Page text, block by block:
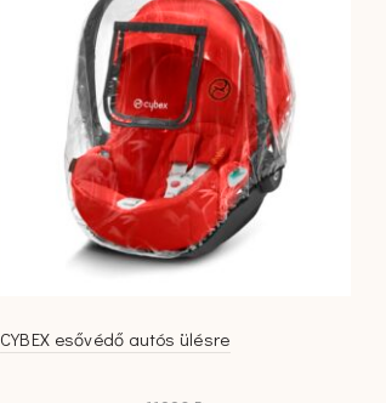
CYBEX esővédő autós ülésre